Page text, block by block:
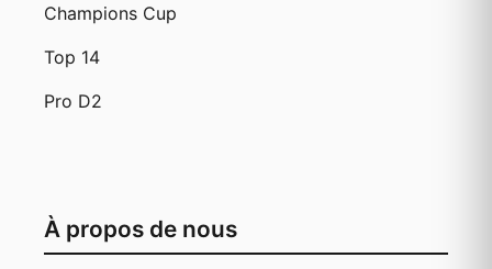
Champions Cup
Top 14
Pro D2
À propos de nous